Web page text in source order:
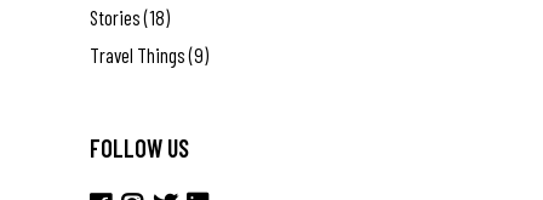
Stories(18)
Travel Things(9)
FOLLOW US